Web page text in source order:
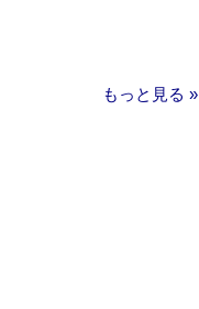
もっと見る »